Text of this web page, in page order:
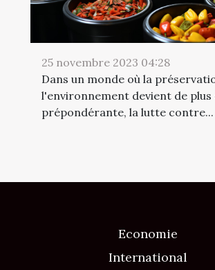
25 novembre 2023 04:28
Dans un monde où la
l'environnement devient de plus
prépondérante, la lutte contre...
Economie
International